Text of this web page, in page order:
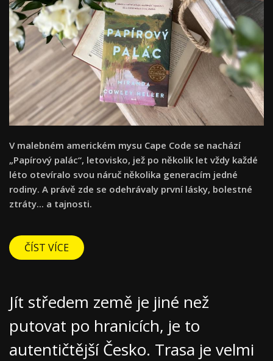
V malebném americkém mysu Cape Code se nachází
„Papírový palác“, letovisko, jež po několik let vždy každé
léto otevíralo svou náruč několika generacím jedné
rodiny. A právě zde se odehrávaly první lásky, bolestné
ztráty... a tajnosti.
ČÍST VÍCE
Jít středem země je jiné než
putovat po hranicích, je to
autentičtější Česko. Trasa je velmi